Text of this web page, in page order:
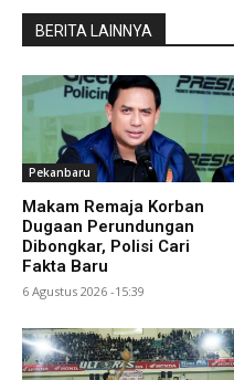
BERITA LAINNYA
Pekanbaru
Makam Remaja Korban
Dugaan Perundungan
Dibongkar, Polisi Cari
Fakta Baru
6 Agustus 2026 -15:39